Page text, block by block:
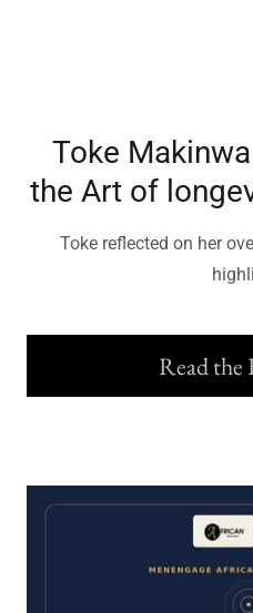
Toke
the Art of
Toke reflected on her
Read the